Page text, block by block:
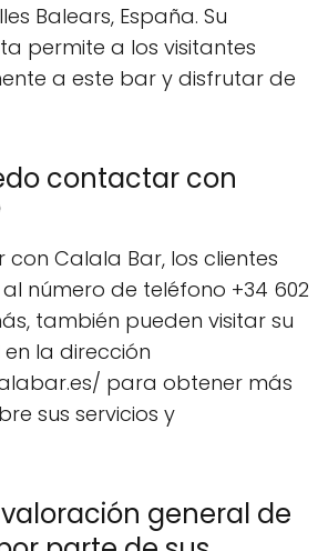
Balears, España. Su
permite a los visitantes
a este bar y disfrutar de
contactar con
Calala Bar, los clientes
número de teléfono +34 602
también pueden visitar su
la dirección
para obtener más
sus servicios y
general de